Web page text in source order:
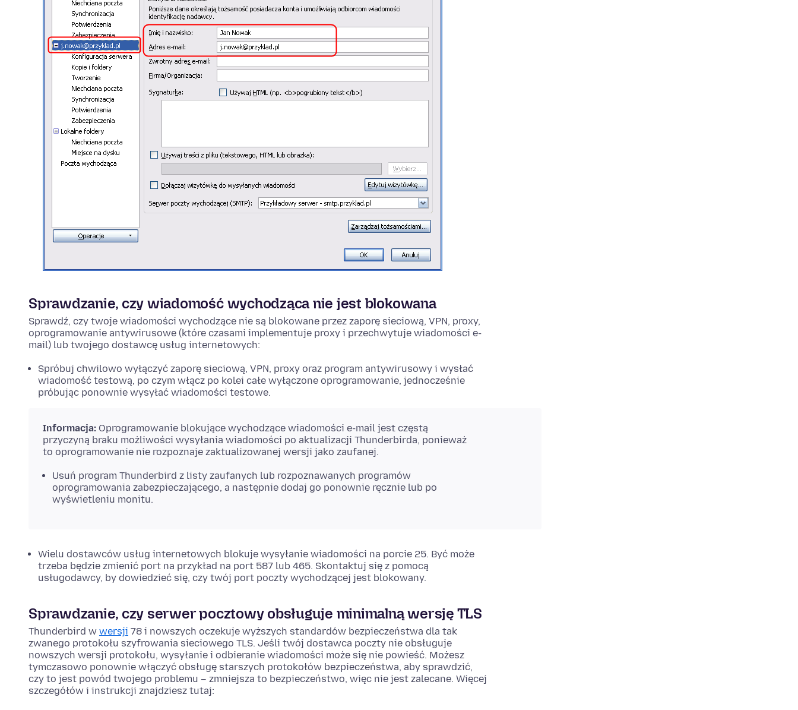
Sprawdzanie, czy wiadomość wychodząca nie jest blokowana
Sprawdź, czy twoje wiadomości wychodzące nie są blokowane przez zaporę sieciową, VPN, proxy,
oprogramowanie antywirusowe (które czasami implementuje proxy i przechwytuje wiadomości e-
mail) lub twojego dostawcę usług internetowych:
Spróbuj chwilowo wyłączyć zaporę sieciową, VPN, proxy oraz program antywirusowy i wysłać
wiadomość testową, po czym włącz po kolei całe wyłączone oprogramowanie, jednocześnie
próbując ponownie wysyłać wiadomości testowe.
Informacja: Oprogramowanie blokujące wychodzące wiadomości e-mail jest częstą
przyczyną braku możliwości wysyłania wiadomości po aktualizacji Thunderbirda, ponieważ
to oprogramowanie nie rozpoznaje zaktualizowanej wersji jako zaufanej.
Usuń program Thunderbird z listy zaufanych lub rozpoznawanych programów
oprogramowania zabezpieczającego, a następnie dodaj go ponownie ręcznie lub po
wyświetleniu monitu.
Wielu dostawców usług internetowych blokuje wysyłanie wiadomości na porcie 25. Być może
trzeba będzie zmienić port na przykład na port 587 lub 465. Skontaktuj się z pomocą
usługodawcy, by dowiedzieć się, czy twój port poczty wychodzącej jest blokowany.
Sprawdzanie, czy serwer pocztowy obsługuje minimalną wersję TLS
Thunderbird w wersji 78 i nowszych oczekuje wyższych standardów bezpieczeństwa dla tak
zwanego protokołu szyfrowania sieciowego TLS. Jeśli twój dostawca poczty nie obsługuje
nowszych wersji protokołu, wysyłanie i odbieranie wiadomości może się nie powieść. Możesz
tymczasowo ponownie włączyć obsługę starszych protokołów bezpieczeństwa, aby sprawdzić,
czy to jest powód twojego problemu – zmniejsza to bezpieczeństwo, więc nie jest zalecane. Więcej
szczegółów i instrukcji znajdziesz tutaj: